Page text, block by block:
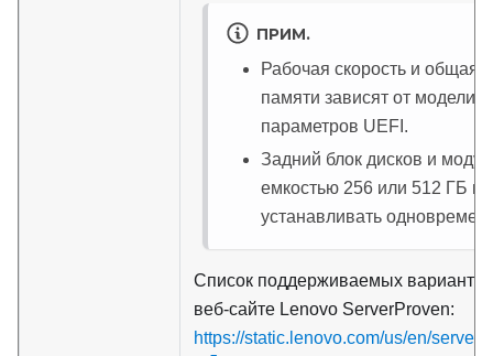
ПРИМ.
Рабочая скорость и общая
памяти зависят от модели
параметров UEFI.
Задний блок дисков и
емкостью 256 или 512 ГБ не
устанавливать
Список поддерживаемых
веб-сайте Lenovo ServerProven:
https://static.lenovo.com/us/en/